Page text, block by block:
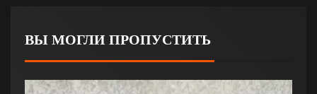
ВЫ МОГЛИ ПРОПУСТИТЬ